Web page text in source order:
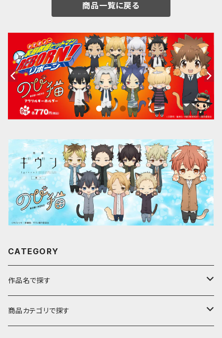
商品一覧に戻る
CATEGORY
作品名で探す
ア行
商品カテゴリで探す